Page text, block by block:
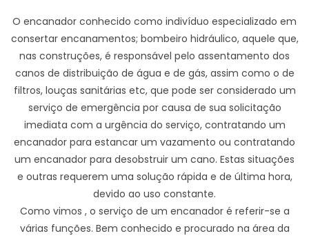
O encanador conhecido como indivíduo especializado em
consertar encanamentos; bombeiro hidráulico, aquele que,
nas construções, é responsável pelo assentamento dos
canos de distribuição de água e de gás, assim como o de
filtros, louças sanitárias etc, que pode ser considerado um
serviço de emergência por causa de sua solicitação
imediata com a urgência do serviço, contratando um
encanador para estancar um vazamento ou contratando
um encanador para desobstruir um cano. Estas situações
e outras requerem uma solução rápida e de última hora,
devido ao uso constante.
Como vimos , o serviço de um encanador é referir-se a
várias funções. Bem conhecido e procurado na área da